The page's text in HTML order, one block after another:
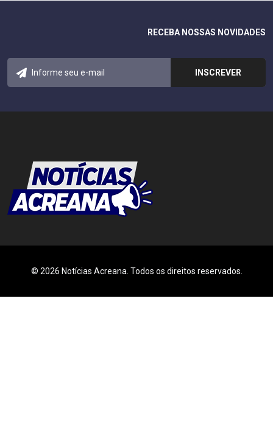
RECEBA NOSSAS NOVIDADES
© 2026 Notícias Acreana. Todos os direitos reservados.